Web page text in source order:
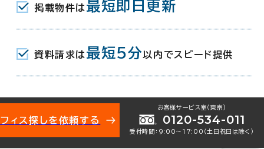
掲載物件は 最短即日更新
資料請求は 最短5分 以内でスピード提供
ィス探しを依頼する
お客様サービス室（東京）
0120-534-011
受付時間：9:00〜17:00（土日祝日は除く）